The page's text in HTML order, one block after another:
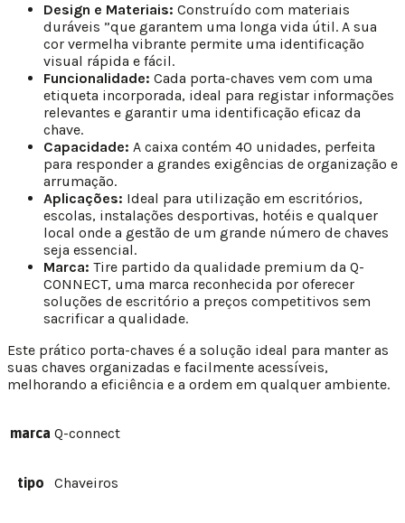
Design e Materiais: Construído com materiais
duráveis ”que garantem uma longa vida útil. A sua
cor vermelha vibrante permite uma identificação
visual rápida e fácil.
Funcionalidade: Cada porta-chaves vem com uma
etiqueta incorporada, ideal para registar informações
relevantes e garantir uma identificação eficaz da
chave.
Capacidade: A caixa contém 40 unidades, perfeita
para responder a grandes exigências de organização e
arrumação.
Aplicações: Ideal para utilização em escritórios,
escolas, instalações desportivas, hotéis e qualquer
local onde a gestão de um grande número de chaves
seja essencial.
Marca: Tire partido da qualidade premium da Q-
CONNECT, uma marca reconhecida por oferecer
soluções de escritório a preços competitivos sem
sacrificar a qualidade.
Este prático porta-chaves é a solução ideal para manter as
suas chaves organizadas e facilmente acessíveis,
melhorando a eficiência e a ordem em qualquer ambiente.
marca Q-connect
tipo Chaveiros